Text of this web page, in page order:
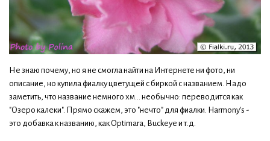
Не знаю почему, но я не смогла найти на Интернете ни фото, ни
описание, но купила фиалку цветущей с биркой с названием. Надо
заметить, что название немного хм... необычно: переводится как
"Озеро калеки". Прямо скажем, это "нечто" для фиалки. Harmony's -
это добавка к названию, как Optimara, Buckeye и т.д.